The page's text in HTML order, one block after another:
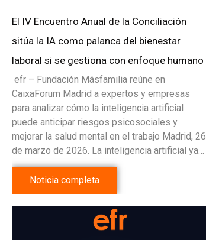
El IV Encuentro Anual de la Conciliación
sitúa la IA como palanca del bienestar
laboral si se gestiona con enfoque humano
efr – Fundación Másfamilia reúne en
CaixaForum Madrid a expertos y empresas
para analizar cómo la inteligencia artificial
puede anticipar riesgos psicosociales y
mejorar la salud mental en el trabajo Madrid, 26
de marzo de 2026. La inteligencia artificial ya…
Noticia completa